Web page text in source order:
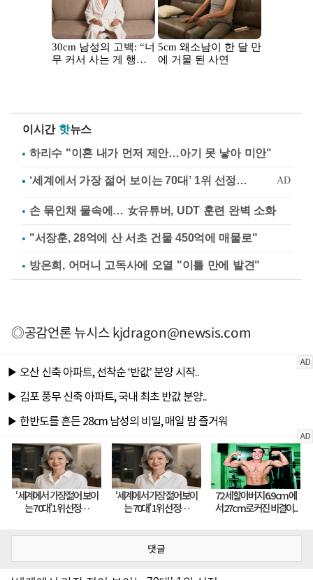
이시간 핫뉴스
하리수 "이혼 내가 먼저 제안…아기 못 낳아 미안"
손 묶인채 물속에… 女유튜버, UDT 훈련 완벽 소화
"서장훈, 28억에 산 서초 건물 450억에 매물로"
방은희, 어머니 고독사에 오열 "이틀 만에 발견"
◎공감언론 뉴시스kjdragon@newsis.com
댓글